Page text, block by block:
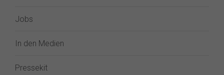
Jobs
In den Medien
Pressekit